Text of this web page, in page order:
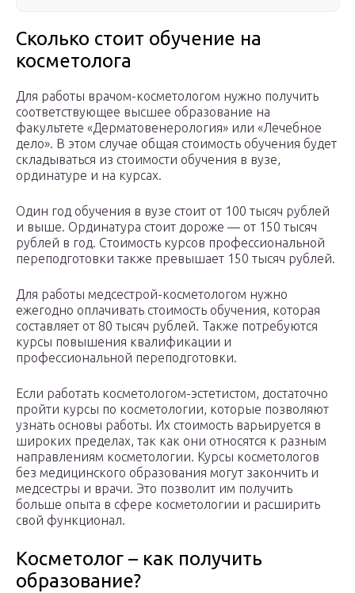
Сколько стоит обучение на
косметолога
Для работы врачом-косметологом нужно получить
соответствующее высшее образование на
факультете «Дерматовенерология» или «Лечебное
дело». В этом случае общая стоимость обучения будет
складываться из стоимости обучения в вузе,
ординатуре и на курсах.
Один год обучения в вузе стоит от 100 тысяч рублей
и выше. Ординатура стоит дороже — от 150 тысяч
рублей в год. Стоимость курсов профессиональной
переподготовки также превышает 150 тысяч рублей.
Для работы медсестрой-косметологом нужно
ежегодно оплачивать стоимость обучения, которая
составляет от 80 тысяч рублей. Также потребуются
курсы повышения квалификации и
профессиональной переподготовки.
Если работать косметологом-эстетистом, достаточно
пройти курсы по косметологии, которые позволяют
узнать основы работы. Их стоимость варьируется в
широких пределах, так как они относятся к разным
направлениям косметологии. Курсы косметологов
без медицинского образования могут закончить и
медсестры и врачи. Это позволит им получить
больше опыта в сфере косметологии и расширить
свой функционал.
Косметолог – как получить
образование?